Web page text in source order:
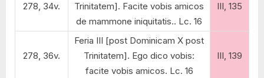
278, 34v.
Trinitatem]. Facite vobis amicos
de mammone iniquitatis.. Lc. 16
III, 135
278, 36v.
Feria III [post Dominicam X post
Trinitatem]. Ego dico vobis:
facite vobis amicos. Lc. 16
III, 139